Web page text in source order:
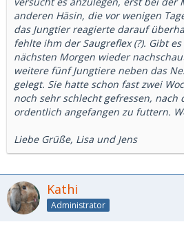
anderen Häsin, die vor wenigen
das Jungtier reagierte darauf
fehlte ihm der Saugreflex (?). Gibt
nächsten Morgen wieder
weitere fünf Jungtiere neben das
gelegt. Sie hatte schon fast zwei
noch sehr schlecht gefressen,
ordentlich angefangen zu futtern.
Liebe Grüße, Lisa und Jens
Kathi
Administrator